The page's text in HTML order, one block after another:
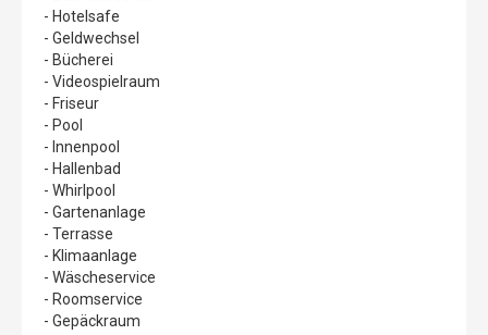
- Hotelsafe
- Geldwechsel
- Bücherei
- Videospielraum
- Friseur
- Pool
- Innenpool
- Hallenbad
- Whirlpool
- Gartenanlage
- Terrasse
- Klimaanlage
- Wäscheservice
- Roomservice
- Gepäckraum